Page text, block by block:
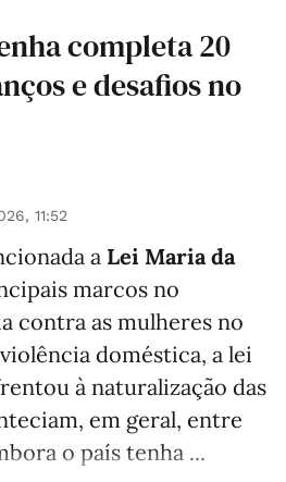
completa 20
e desafios no
11:52
a Lei Maria da
marcos no
contra as mulheres no
doméstica, a lei
à naturalização das
em geral, entre
o país tenha ...